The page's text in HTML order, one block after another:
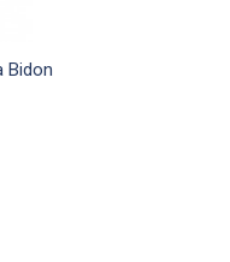
Bidon